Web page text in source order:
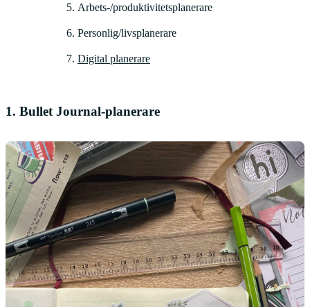
Arbets-/produktivitetsplanerare
Personlig/livsplanerare
Digital planerare
1. Bullet Journal-planerare